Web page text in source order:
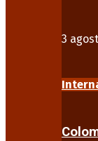
3